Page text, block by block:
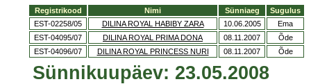
Registrikood Nimi Sünniaeg
Sugulus
EST-02258/05
DILINA ROYAL HABIBY ZARA 10.06.2005
Ema
EST-04095/07
DILINA ROYAL PRIMA DONA 08.11.2007
Õde
EST-04096/07
DILINA ROYAL PRINCESS NURI 08.11.2007 Õde
Sünnikuupäev: 23.05.2008